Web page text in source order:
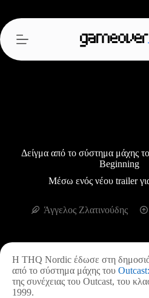
περιεχόμενο
Δείγμα από το σύστημα μάχης
Beginning
Μέσω ενός νέου trailer
Άγγελος Ζλατινούδης
Η THQ Nordic έδωσε στη
από το σύστημα μάχης του
της συνέχειας του Outcast, του
1999.